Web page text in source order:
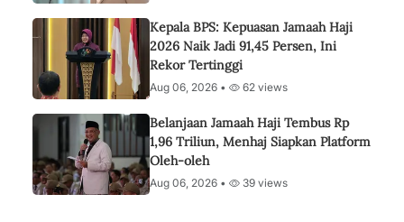
Kepala BPS: Kepuasan Jamaah Haji
2026 Naik Jadi 91,45 Persen, Ini
Rekor Tertinggi
Aug 06, 2026 • 62 views
Belanjaan Jamaah Haji Tembus Rp
1,96 Triliun, Menhaj Siapkan Platform
Oleh-oleh
Aug 06, 2026 • 39 views